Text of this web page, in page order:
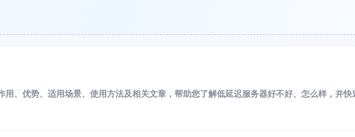
、优势、适用场景、使用方法及相关文章，帮助您了解低延迟服务器好不好、怎么样，并快